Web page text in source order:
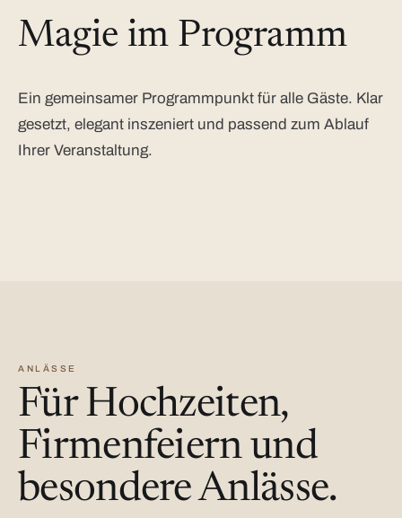
Magie im Programm
Ein gemeinsamer Programmpunkt für alle Gäste. Klar
gesetzt, elegant inszeniert und passend zum Ablauf
Ihrer Veranstaltung.
ANLÄSSE
Für Hochzeiten,
Firmenfeiern und
besondere Anlässe.